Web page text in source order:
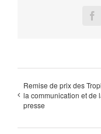
Remise de prix des
la communication et de
presse